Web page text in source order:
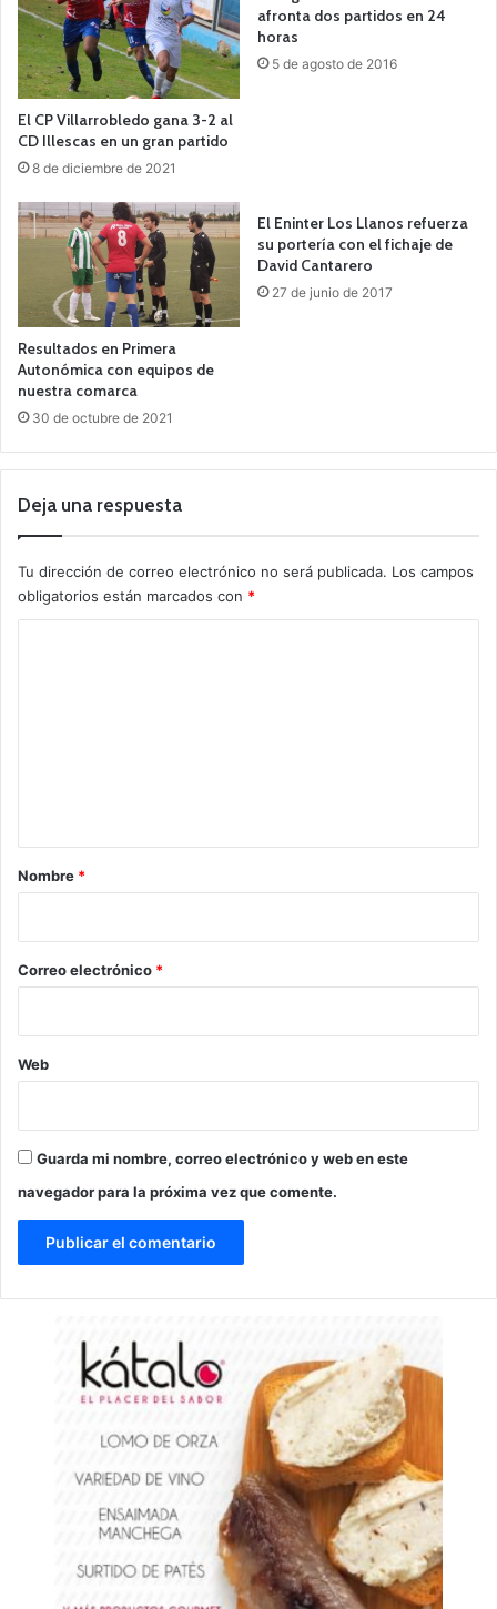
El CP Villarrobledo gana 3-2 al
CD Illescas en un gran partido
8 de diciembre de 2021
afronta dos partidos en 24
horas
5 de agosto de 2016
Resultados en Primera
Autonómica con equipos de
nuestra comarca
30 de octubre de 2021
El Eninter Los Llanos refuerza
su portería con el fichaje de
David Cantarero
27 de junio de 2017
Deja una respuesta
Tu dirección de correo electrónico no será publicada. Los campos
obligatorios están marcados con *
r
*
Nombre *
Correo electrónico *
Web
Guarda mi nombre, correo electrónico y web en este
navegador para la próxima vez que comente.